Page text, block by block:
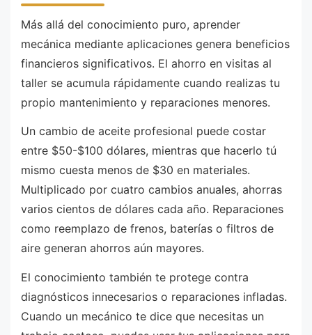
Más allá del conocimiento puro, aprender
mecánica mediante aplicaciones genera beneficios
financieros significativos. El ahorro en visitas al
taller se acumula rápidamente cuando realizas tu
propio mantenimiento y reparaciones menores.
Un cambio de aceite profesional puede costar
entre $50-$100 dólares, mientras que hacerlo tú
mismo cuesta menos de $30 en materiales.
Multiplicado por cuatro cambios anuales, ahorras
varios cientos de dólares cada año. Reparaciones
como reemplazo de frenos, baterías o filtros de
aire generan ahorros aún mayores.
El conocimiento también te protege contra
diagnósticos innecesarios o reparaciones infladas.
Cuando un mecánico te dice que necesitas un